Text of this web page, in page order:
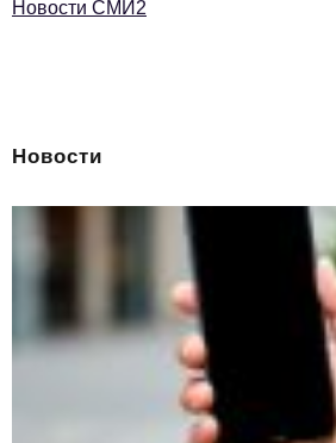
Новости СМИ2
Новости